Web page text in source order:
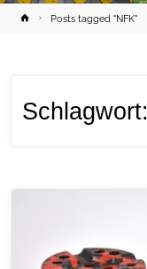
HomePosts tagged "NFK"
Schlagwort: